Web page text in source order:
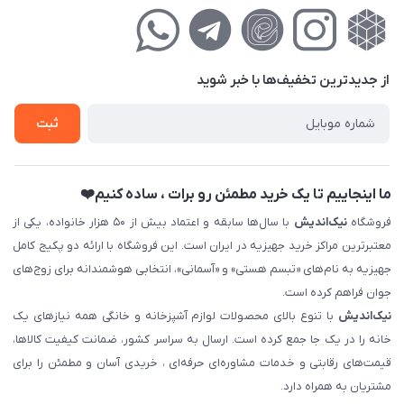
کوچه گلریز 4 غربی ، پلاک 13
لیست محصولات
راهنمای‌خرید‌آنلاین
حریم خصوصی
فروش‌اقساطی
از جدید‌ترین تخفیف‌ها با‌ خبر شوید
ثبت
ما اینجاییم تا یک خرید مطمئن رو برات ، ساده کنیم❤️
فروشگاهنیک‌اندیش
با سال‌ها سابقه و اعتماد بیش از ۵۰ هزار خانواده، یکی از
معتبرترین مراکز خرید جهیزیه در ایران است. این فروشگاه با ارائه دو پکیج کامل
جهیزیه به نام‌های «تبسم هستی» و «آسمانی»، انتخابی هوشمندانه برای زوج‌های
جوان فراهم کرده است.
نیک‌اندیش با تنوع بالای محصولات لوازم آشپزخانه و خانگی همه نیازهای یک
خانه را در یک جا جمع کرده است. ارسال به سراسر کشور، ضمانت کیفیت کالاها،
قیمت‌های رقابتی و خدمات مشاوره‌ای حرفه‌ای ، خریدی آسان و مطمئن را برای
مشتریان به همراه دارد.